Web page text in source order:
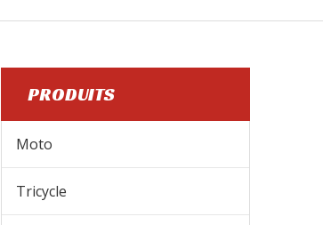
PRODUITS
Moto
Tricycle